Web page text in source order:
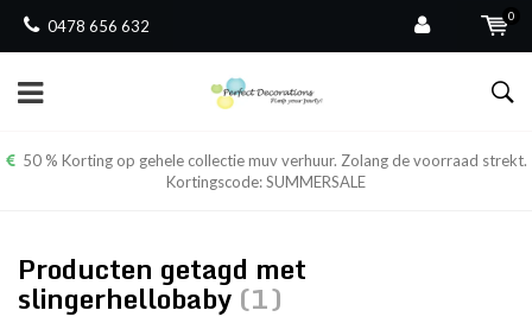
0478 656 632
0
50 % Korting op gehele collectie muv verhuur. Zolang de voorraad strekt.
Kortingscode: SUMMERSALE
Producten getagd met
slingerhellobaby (1)